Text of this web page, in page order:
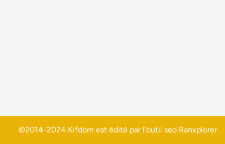
©2014-2024 Kifdom est édité par l'outil seo Ranxplorer